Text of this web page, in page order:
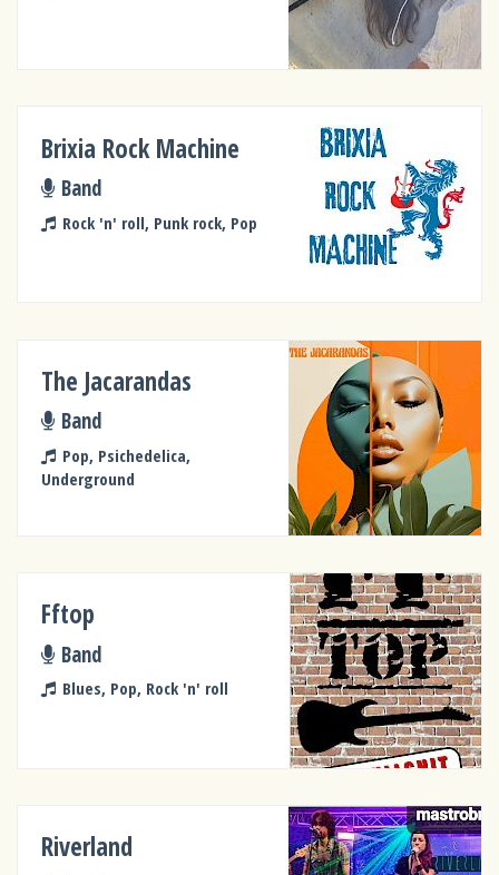
Brixia Rock Machine
Band
Rock 'n' roll, Punk rock, Pop
The Jacarandas
Band
Pop, Psichedelica,
Underground
Fftop
Band
Blues, Pop, Rock 'n' roll
Riverland